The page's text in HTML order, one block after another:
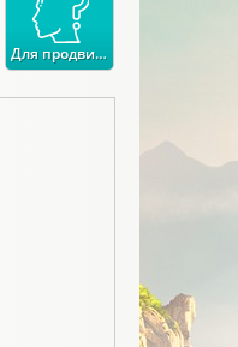
Для продвинутых